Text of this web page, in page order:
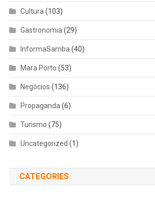
Cultura (103)
Gastronomia (29)
InformaSamba (40)
Mara Porto (53)
Negócios (136)
Propaganda (6)
Turismo (75)
Uncategorized (1)
CATEGORIES